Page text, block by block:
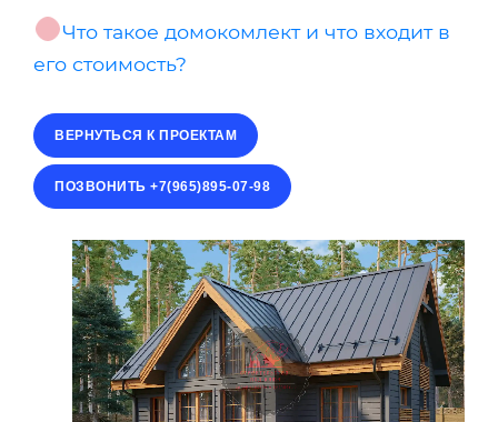
Что такое домокомлект и что входит в
его стоимость?
ВЕРНУТЬСЯ К ПРОЕКТАМ
ПОЗВОНИТЬ +7(965)895-07-98